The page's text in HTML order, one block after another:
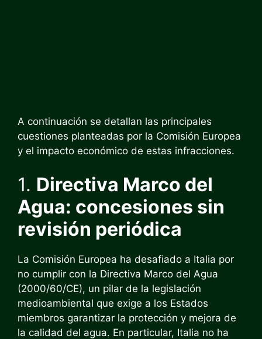
A continuación se detallan las principales
cuestiones planteadas por la Comisión Europea
y el impacto económico de estas infracciones.
1. Directiva Marco del
Agua: concesiones sin
revisión periódica
La Comisión Europea ha desafiado a Italia por
no cumplir con la Directiva Marco del Agua
(2000/60/CE), un pilar de la legislación
medioambiental que exige a los Estados
miembros garantizar la protección y mejora de
la calidad del agua. En particular, Italia no ha